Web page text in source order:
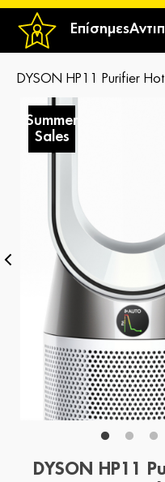
Επίσημες
DYSON HP11 Purifier
Summer
Sales
DYSON HP11